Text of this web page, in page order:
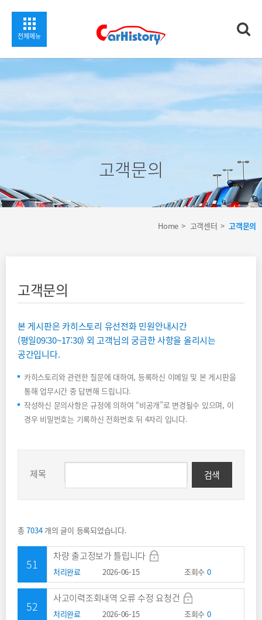
전체메뉴
고객문의
Home 고객센터 고객문의
고객문의
본 게시판은 카히스토리 유선전화 민원안내시간
(평일09:30~17:30) 외 고객님의 궁금한 사항을 올리시는
공간입니다.
카히스토리와 관련한 질문에 대하여, 등록하신 이메일 및 본 게시판을
통해 업무시간 중 답변해 드립니다.
작성하신 문의사항은 규정에 의하여 “비공개”로 변경될수 있으며, 이
경우 비밀번호는 기록하신 전화번호 뒤 4자리 입니다.
제목 검색
총7034개의 글이 등록되었습니다.
51
차량 출고정보가 틀립니다
처리완료 2026-06-15 조회수 0
52
사고이력조회내역 오류 수정 요청건
처리완료 2026-06-15 조회수 0